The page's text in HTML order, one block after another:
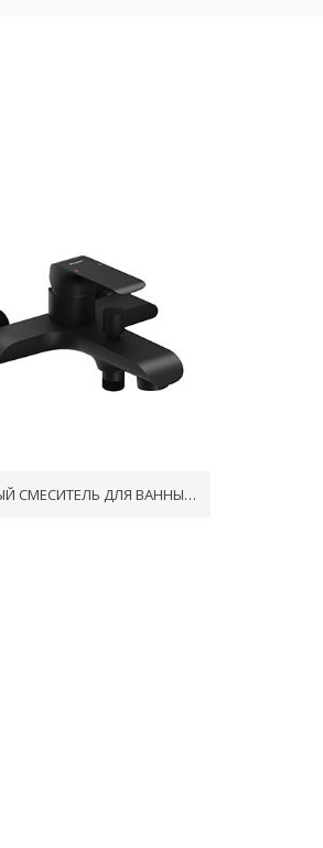
НАСТЕННЫЙ СМЕСИТЕЛЬ ДЛЯ ВАННЫ FLAT BLACK